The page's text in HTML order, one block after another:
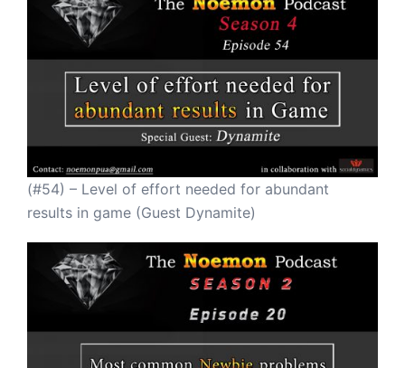
(#54) – Level of effort needed for abundant
results in game (Guest Dynamite)